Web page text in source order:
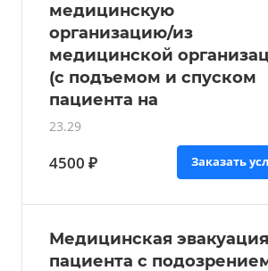
медицинскую
организацию/из
медицинской
(с подъемом и спуском
пациента на
23.29
4500 ₽ Заказать
Медицинская эвакуация
пациента с